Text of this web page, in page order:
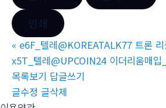
« e6F_텔레@KOREATALK77 트론
x5T_텔레@UPCOIN24 이더리움매
목록보기 답글쓰기
글수정 글삭제